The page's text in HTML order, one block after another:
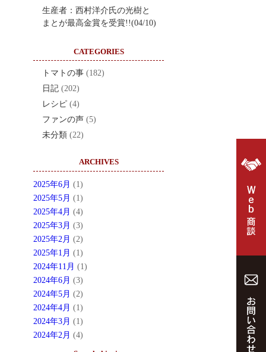
生産者：西村洋介氏の光樹と
まとが最高金賞を受賞!!(04/10)
CATEGORIES
トマトの事 (182)
日記 (202)
レシピ (4)
ファンの声 (5)
未分類 (22)
ARCHIVES
2025年6月 (1)
2025年5月 (1)
2025年4月 (4)
2025年3月 (3)
2025年2月 (2)
2025年1月 (1)
2024年11月 (1)
2024年6月 (3)
2024年5月 (2)
2024年4月 (1)
2024年3月 (1)
2024年2月 (4)